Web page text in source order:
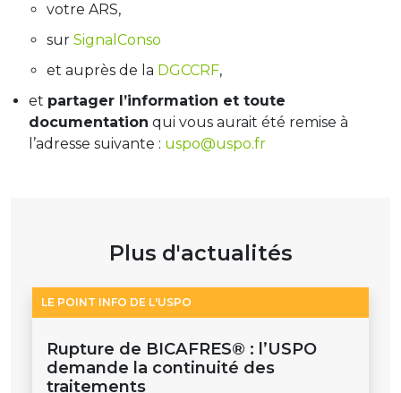
votre ARS,
sur SignalConso
et auprès de la DGCCRF,
et partager l’information et toute
documentation qui vous aurait été remise à
l’adresse suivante : uspo@uspo.fr
Plus d'actualités
LE POINT INFO DE L'USPO
Rupture de BICAFRES® : l’USPO
demande la continuité des
traitements